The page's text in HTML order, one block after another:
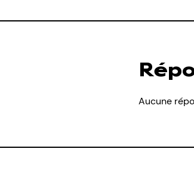
Aucune